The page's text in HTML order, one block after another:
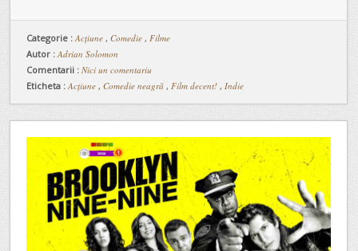
Categorie :Acţiune , Comedie , Filme
Autor : Adrian Solomon
Comentarii : Nici un comentariu
Eticheta : Acțiune , Comedie neagră , Film decent! , Indie